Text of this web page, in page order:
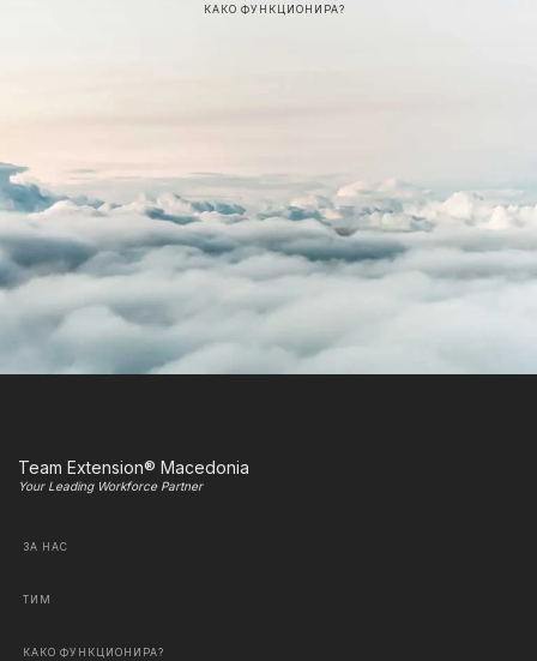
КАКО ФУНКЦИОНИРА?
Team Extension® Macedonia
Your Leading Workforce Partner
ЗА НАС
ТИМ
КАКО ФУНКЦИОНИРА?